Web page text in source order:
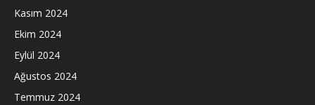
Kasım 2024
Ekim 2024
Eylül 2024
Ağustos 2024
Temmuz 2024